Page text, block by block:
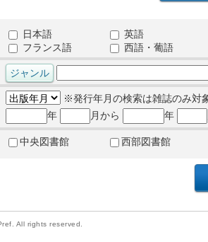
日本語
英語
フランス語
西語・葡語
※発行年月の検索は雑誌のみ対
年
月から 年
中央図書館 西部図書館
All rights reserved.